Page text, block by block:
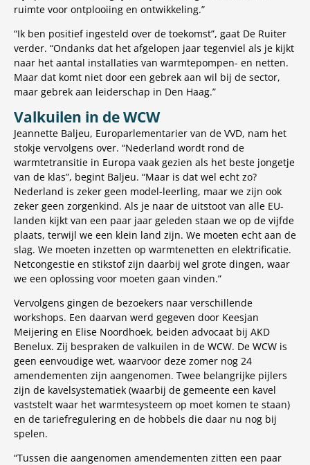
ruimte voor ontplooiing en ontwikkeling.”
“Ik ben positief ingesteld over de toekomst”, gaat De Ruiter
verder. “Ondanks dat het afgelopen jaar tegenviel als je kijkt
naar het aantal installaties van warmtepompen- en netten.
Maar dat komt niet door een gebrek aan wil bij de sector,
maar gebrek aan leiderschap in Den Haag.”
Valkuilen in de WCW
Jeannette Baljeu, Europarlementarier van de VVD, nam het
stokje vervolgens over. “Nederland wordt rond de
warmtetransitie in Europa vaak gezien als het beste jongetje
van de klas”, begint Baljeu. “Maar is dat wel echt zo?
Nederland is zeker geen model-leerling, maar we zijn ook
zeker geen zorgenkind. Als je naar de uitstoot van alle EU-
landen kijkt van een paar jaar geleden staan we op de vijfde
plaats, terwijl we een klein land zijn. We moeten echt aan de
slag. We moeten inzetten op warmtenetten en elektrificatie.
Netcongestie en stikstof zijn daarbij wel grote dingen, waar
we een oplossing voor moeten gaan vinden.”
Vervolgens gingen de bezoekers naar verschillende
workshops. Een daarvan werd gegeven door Keesjan
Meijering en Elise Noordhoek, beiden advocaat bij AKD
Benelux. Zij bespraken de valkuilen in de WCW. De WCW is
geen eenvoudige wet, waarvoor deze zomer nog 24
amendementen zijn aangenomen. Twee belangrijke pijlers
zijn de kavelsystematiek (waarbij de gemeente een kavel
vaststelt waar het warmtesysteem op moet komen te staan)
en de tariefregulering en de hobbels die daar nu nog bij
spelen.
“Tussen die aangenomen amendementen zitten een paar